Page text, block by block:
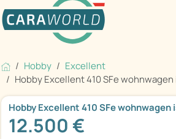
Hobby
Excellent
Hobby Excellent 410 SFe wohnwagen
Hobby Excellent 410 SFe
12.500 €